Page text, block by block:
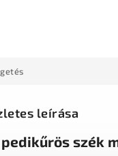
leírása
pedikűrös szék